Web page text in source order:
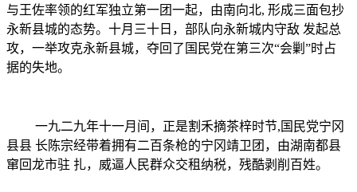
与王佐率领的红军独立第一团一起，由南向北, 形成三面包抄
永新县城的态势。十月三十日，部队向永新城内守敌 发起总
攻，一举攻克永新县城，夺回了国民党在第三次“会剿”时占
据的失地。
一九二九年十一月间，正是割禾摘茶梓时节,国民党宁冈
县县 长陈宗经带着拥有二百条枪的宁冈靖卫团，由湖南都县
窜回龙市驻 扎，威逼人民群众交租纳税，残酷剥削百姓。